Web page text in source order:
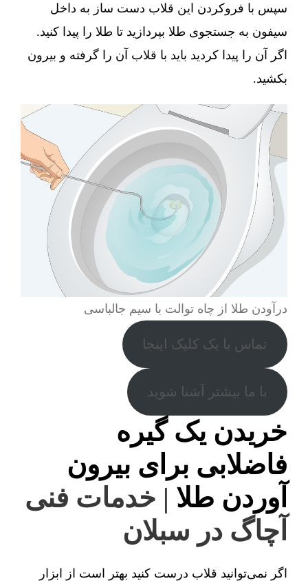
سپس با فروکردن این قلاب دست ساز به داخل
سیفون به جستجوی طلا بپردازید تا طلا را پیدا کنید.
اگر آن را پیدا کردید باید با قلاب آن را گرفته و بیرون
بکشید.
درآودن طلا از چاه توالت با سیم جالباسی
تماس با یک کلیک اینجا
با ما بیشتر آشنا شوید
خریدن یک گیره
فاضلابی برای بیرون
آوردن طلا | خدمات فنی
آچاگ در سبلان
اگر نمی‌توانید قلاب درست کنید بهتر است از ابزار